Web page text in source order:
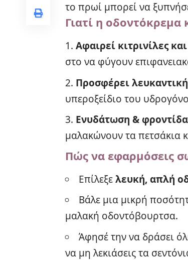
το πρωί μπορεί να
Γιατί η οδοντόκρεμα
Αφαιρεί κιτρινίλες
στο να φύγουν
Προσφέρει
υπεροξείδιο του
Ενυδάτωση & φροντίδα
μαλακώνουν τα πετσάκια
Πώς να εφαρμόσεις
Επίλεξελευκή, απλή
Βάλε μια μικρή
μαλακή οδοντόβουρτσα.
Άφησέ την να δράσει
να μη λεκιάσεις τα